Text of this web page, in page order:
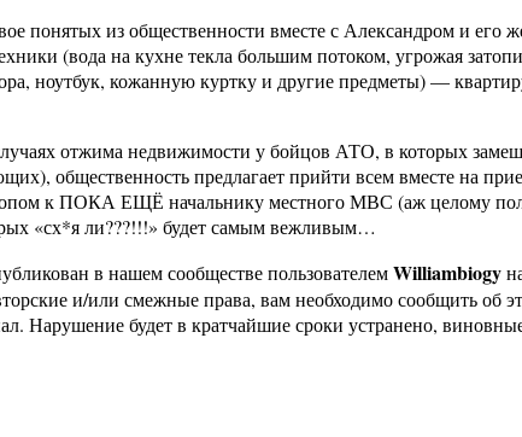
понятых из общественности вместе с Александром и его
(вода на кухне текла большим потоком, угрожая
ноутбук, кожанную куртку и другие предметы) —
отжима недвижимости у бойцов АТО, в которых
общественность предлагает прийти всем вместе на
к ПОКА ЕЩЁ начальнику местного МВС (аж целому
«сх*я ли???!!!» будет самым вежливым…
в нашем сообществе пользователемWilliambiogy
и/или смежные права, вам необходимо сообщить об
Нарушение будет в кратчайшие сроки устранено,